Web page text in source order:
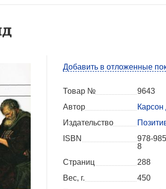
Добавить в отложенные
Товар №
9643
Автор
Карсон
Издательство
ISBN
978-
8
Страниц
288
Вес, г.
450